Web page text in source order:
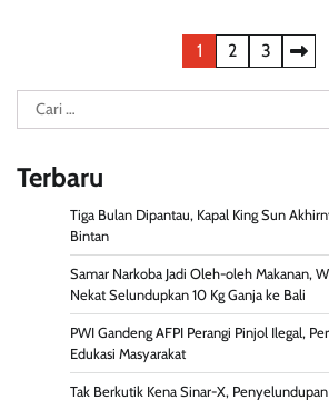
pos
1 2 3
Cari
untuk:
Terbaru
Tiga Bulan Dipantau, Kapal King Sun
Bintan
Samar Narkoba Jadi Oleh-oleh Makanan,
Nekat Selundupkan 10 Kg Ganja ke Bali
PWI Gandeng AFPI Perangi Pinjol Ilegal,
Edukasi Masyarakat
Tak Berkutik Kena Sinar-X,